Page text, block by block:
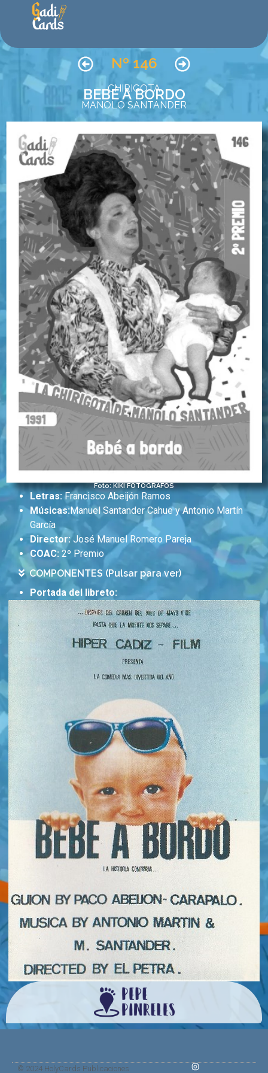
Nº 146
CHIRIGOTA
BEBÉ A BORDO
MANOLO SANTANDER
Foto: KIKI FOTÓGRAFOS
Letras:Francisco Abeijón Ramos
Músicas:Manuel Santander Cahue y Antonio Martín
García
Director:José Manuel Romero Pareja
COAC: 2º Premio
COMPONENTES (Pulsar para ver)
Portada del libreto:
© 2024 HolyCards Publicaciones